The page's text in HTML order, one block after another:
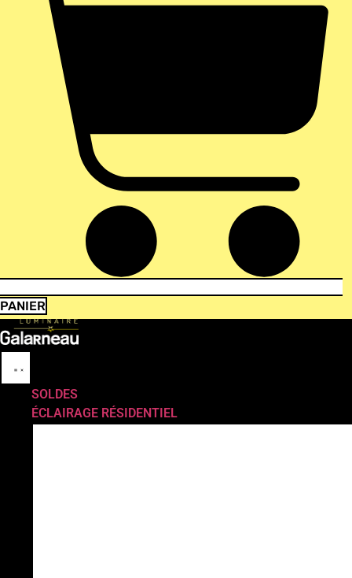
PANIER
SOLDES
ÉCLAIRAGE RÉSIDENTIEL